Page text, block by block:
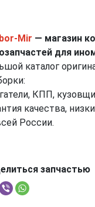
Mir — магазин
для
каталог
КПП,
качества,
России.
запчастью